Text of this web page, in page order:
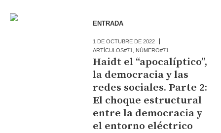
ENTRADA
1 DE OCTUBRE DE 2022
ARTÍCULOS#71
NÚMERO#71
Haidt el “apocalíptico”,
la democracia y las
redes sociales. Parte 2:
El choque estructural
entre la democracia y
el entorno eléctrico